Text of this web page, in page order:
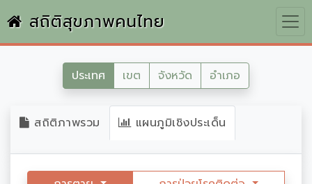
สถิติสุขภาพคนไทย
ประเทศ เขต จังหวัด อำเภอ
สถิติภาพรวม แผนภูมิเชิงประเด็น